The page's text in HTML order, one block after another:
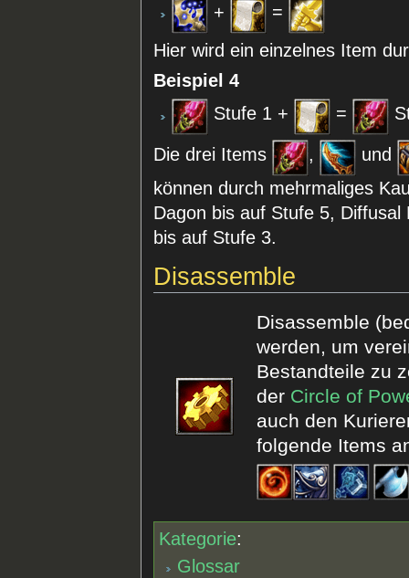
+
=
Hier wird ein einzelnes Item
Beispiel 4
Stufe 1 +
=
Die drei Items ,
und
können durch mehrmaliges
Dagon bis auf Stufe 5,
bis auf Stufe 3.
Disassemble
Disassemble
werden, um
Bestandteile zu
der Circle of
auch den
folgende Items
Kategorie:
Glossar